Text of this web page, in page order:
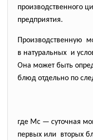
производственного
предприятия.
Производственную
в натуральных и
Она может быть
блюд отдельно по
где Мс — суточная
первых или вторых